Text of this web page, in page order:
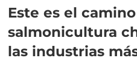
Este es el
salmonicultura
las industrias